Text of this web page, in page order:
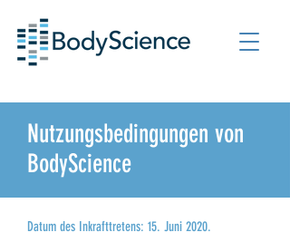
Nutzungsbedingungen von
BodyScience
Datum des Inkrafttretens: 15. Juni 2020.